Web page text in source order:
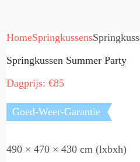
HomeSpringkussens
Springkussen Summer Party
Dagprijs: €85
Goed-Weer-Garantie
490 × 470 × 430 cm (lxbxh)